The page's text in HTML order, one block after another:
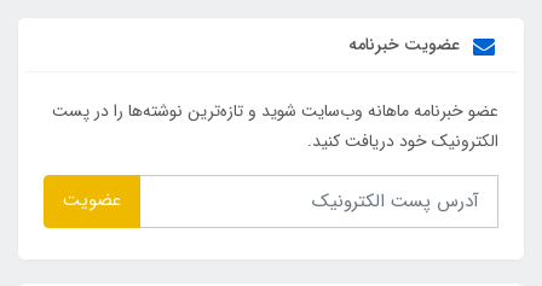
عضویت خبرنامه
عضو خبرنامه ماهانه وب‌سایت شوید و تازه‌ترین نوشته‌ها را در پست
الکترونیک خود دریافت کنید.
عضویت